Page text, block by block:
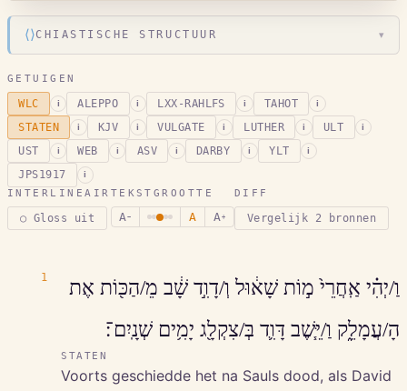
⟨⟩CHIASTISCHE STRUCTUUR ▾
GETUIGEN
WLC i ALEPPO i LXX-RAHLFS i TAHOT i
STATEN i KJV i VULGATE i LUTHER i ULT i
UST i WEB i ASV i DARBY i YLT i
JPS1917 i
INTERLINEAIR
○ Gloss uit
TEKSTGROOTTE
A− A A+
DIFF
Vergelijk 2 bronnen
1
וַ/יְהִ֗י אַֽחֲרֵי֙ מ֣וֹת שָׁא֔וּל וְ/דָוִ֣ד שָׁ֔ב מֵ/הַכּ֖וֹת אֶת
הָ/עֲמָלֵ֑ק וַ/יֵּ֧שֶׁב דָּוִ֛ד בְּ/צִקְלָ֖ג יָמִ֥ים שְׁנָֽיִם־׃
STATEN
Voorts geschiedde het na Sauls dood, als David